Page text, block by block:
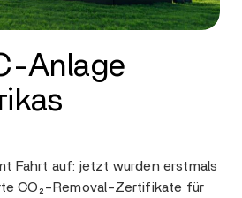
Anlage
Fahrt auf: jetzt wurden erstmals
CO₂-Removal-Zertifikate für